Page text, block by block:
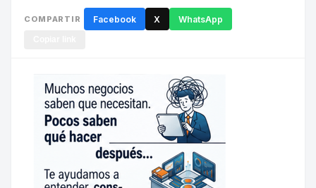
COMPARTIR Facebook X WhatsApp